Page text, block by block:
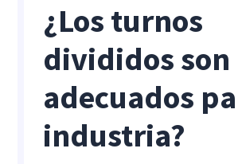
¿Los turnos
divididos son
adecuados
industria?